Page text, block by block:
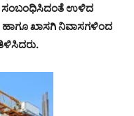
ಸಂಬಂಧಿಸಿದಂತೆ ಉಳಿದ
ಖಾಸಗಿ ನಿವಾಸಗಳಿಂದ